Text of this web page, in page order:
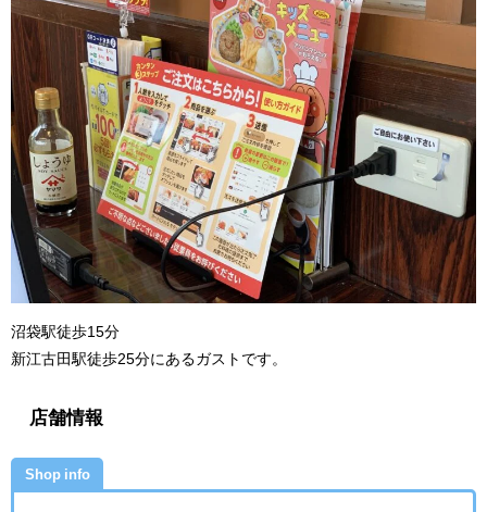
沼袋駅徒歩15分
新江古田駅徒歩25分にあるガストです。
店舗情報
Shop info